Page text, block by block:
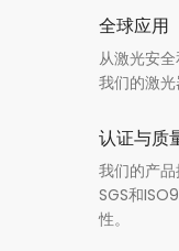
全球应用
从激光安
我们的激光
认证与质
我们的产品
SGS和
性。